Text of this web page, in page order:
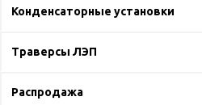
Конденсаторные установки
Траверсы ЛЭП
Распродажа